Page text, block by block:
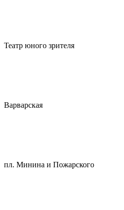
Театр юного зрителя
Варварская
пл. Минина и Пожарского